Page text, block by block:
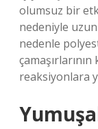
olumsuz bir
nedeniyle
nedenle
reaksiyonlara